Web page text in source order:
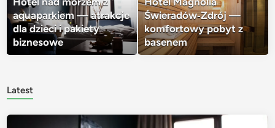
aquaparkiem — atrakcje
dla dzieci i pakiety
biznesowe
Świeradów‑Zdrój —
komfortowy pobyt z
basenem
Latest